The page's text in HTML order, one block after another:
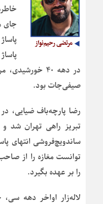
جای
در دهه ۴۰
صیفی‌جات بود.
تبریز راهی تهران شد و
ساندویچ‌فروشی انتهای
توانست مغازه را از
را بر عهده بگیرد.
لاله‌زار اواخر دهه سی،